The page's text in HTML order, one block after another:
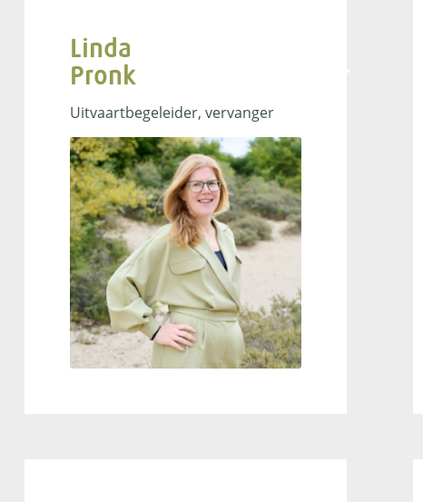
Linda
Pronk
Uitvaartbegeleider, vervanger